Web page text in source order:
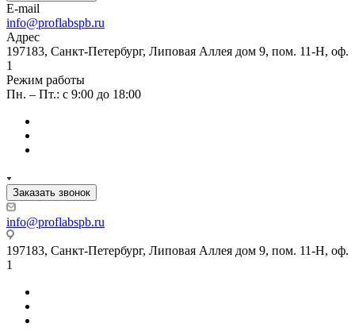
E-mail
info@proflabspb.ru
Адрес
197183, Санкт-Петербург, Липовая Аллея дом 9, пом. 11-Н, оф.
1
Режим работы
Пн. – Пт.: с 9:00 до 18:00
Заказать звонок
info@proflabspb.ru
197183, Санкт-Петербург, Липовая Аллея дом 9, пом. 11-Н, оф.
1